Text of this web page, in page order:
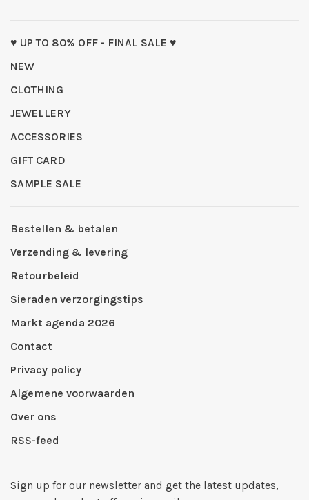
♥ UP TO 80% OFF - FINAL SALE ♥
NEW
CLOTHING
JEWELLERY
ACCESSORIES
GIFT CARD
SAMPLE SALE
Bestellen & betalen
Verzending & levering
Retourbeleid
Sieraden verzorgingstips
Markt agenda 2026
Contact
Privacy policy
Algemene voorwaarden
Over ons
RSS-feed
Sign up for our newsletter and get the latest updates,